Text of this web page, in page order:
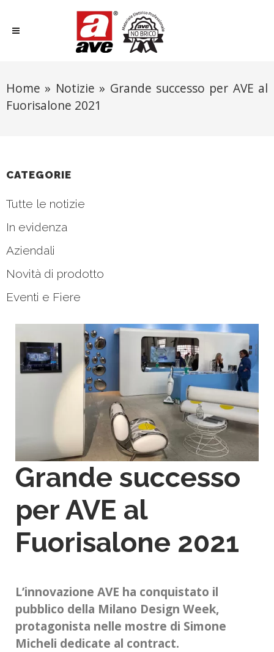
Home » Notizie » Grande successo per AVE al
Fuorisalone 2021
CATEGORIE
Tutte le notizie
In evidenza
Aziendali
Novità di prodotto
Eventi e Fiere
Grande successo
per AVE al
Fuorisalone 2021
L’innovazione AVE ha conquistato il
pubblico della Milano Design Week,
protagonista nelle mostre di Simone
Micheli dedicate al contract.